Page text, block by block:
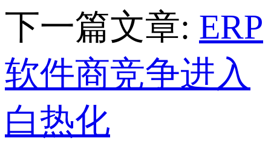
下一篇文章: ERP
软件商竞争进入
白热化